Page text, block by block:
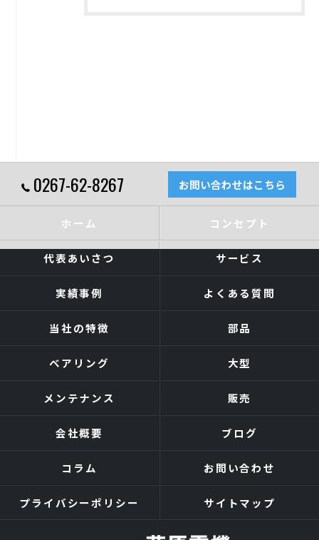
0267-62-8267 お問い合わせはこちら
ホーム コンセプト
代表あいさつ サービス
実績事例 よくある質問
当社の特徴 部品
ベアリング 大型
メンテナンス 販売
会社概要 ブログ
コラム お問い合わせ
プライバシーポリシー サイトマップ